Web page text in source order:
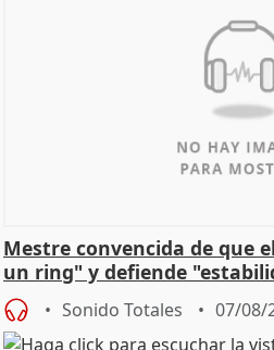
Mestre convencida de que
un ring" y defiende
Vox
Sonido Totales 07/08/